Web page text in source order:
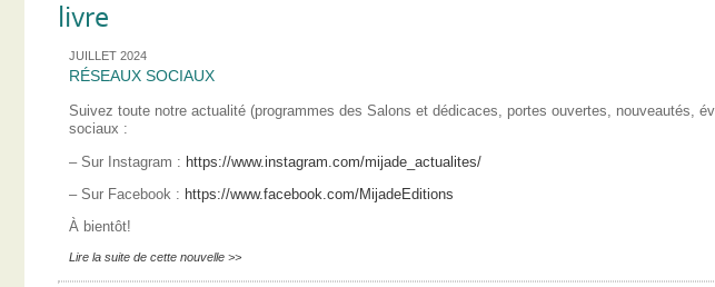
livre
JUILLET 2024
RÉSEAUX SOCIAUX
Suivez toute notre actualité (programmes des Salons et dédicaces, portes ouvertes, nouveautés,
sociaux :
– Sur Instagram : https://www.instagram.com/mijade_actualites/
– Sur Facebook : https://www.facebook.com/MijadeEditions
À bientôt!
Lire la suite de cette nouvelle >>